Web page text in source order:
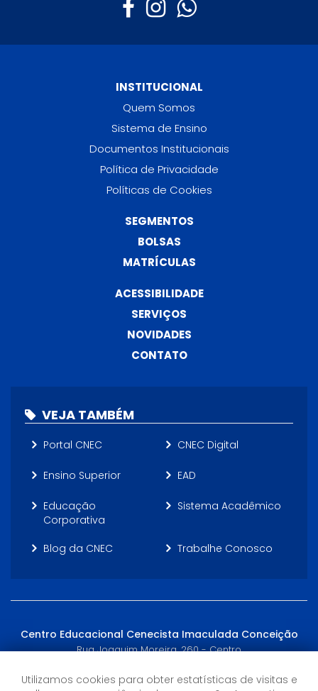
INSTITUCIONAL
Quem Somos
Sistema de Ensino
Documentos Institucionais
Política de Privacidade
Políticas de Cookies
SEGMENTOS
BOLSAS
MATRÍCULAS
ACESSIBILIDADE
SERVIÇOS
NOVIDADES
CONTATO
VEJA TAMBÉM
Portal CNEC CNEC Digital
Ensino Superior EAD
Educação
Corporativa
Sistema Acadêmico
Blog da CNEC Trabalhe Conosco
Centro Educacional Cenecista Imaculada Conceição
Rua Joaquim Moreira, 260 - Centro
Utilizamos cookies para obter estatísticas de visitas e